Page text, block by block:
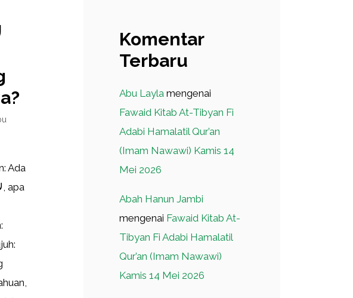
Ada
Komentar
Terbaru
Abu Layla mengenai
Fawaid Kitab At-Tibyan Fi
Adabi Hamalatil Qur’an
(Imam Nawawi) Kamis 14
Mei 2026
Abah Hanun Jambi
mengenai Fawaid Kitab At-
Tibyan Fi Adabi Hamalatil
Qur’an (Imam Nawawi)
Kamis 14 Mei 2026